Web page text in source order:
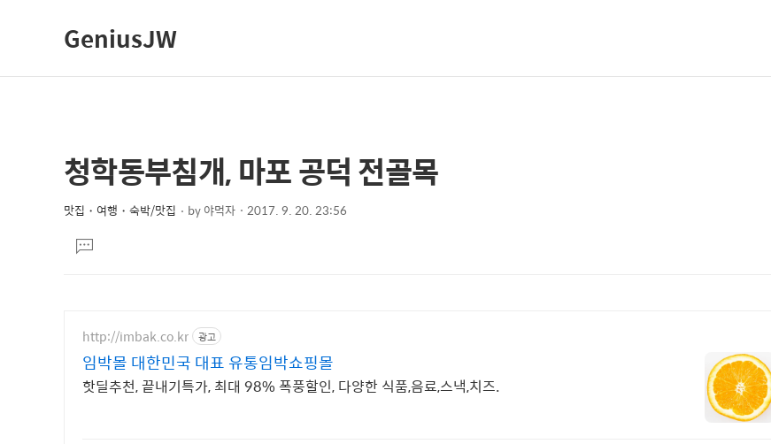
GeniusJW
상
세
컨
텐
본
문
제
청학동부침개, 마포 공덕 전골목
맛집・여행・숙박/맛집 by야먹자 2017. 9. 20. 23:56
문댓
글
http://imbak.co.kr 광고
임박몰 대한민국 대표 유통임박쇼핑몰
핫딜추천, 끝내기특가, 최대 98% 폭풍할인, 다양한 식품,음료,스낵,치즈.